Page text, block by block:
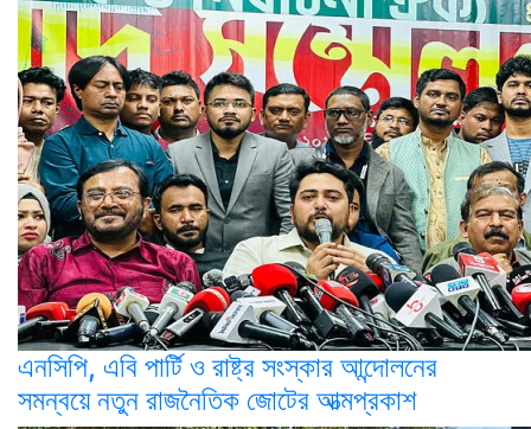
এনসিপি, এবি পার্টি ও রাষ্ট্র সংস্কার আন্দোলনের
সমন্বয়ে নতুন রাজনৈতিক জোটের আত্মপ্রকাশ